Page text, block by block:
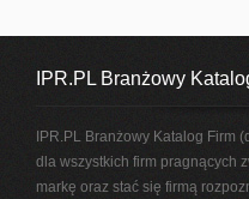
IPR.PL Branżowy
IPR.PL Branżowy Katalog Firm
dla wszystkich firm pragnących
markę oraz stać się firmą